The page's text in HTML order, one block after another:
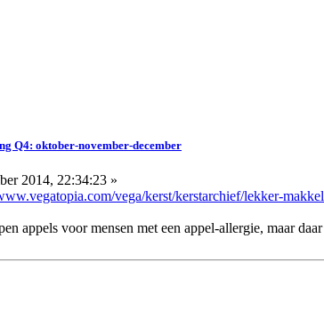
Q4: oktober-november-december
2014, 22:34:23 »
vega/kerst/kerstarchief/lekker-
appels voor mensen met een appel-allergie, maar